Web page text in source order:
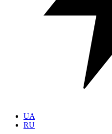
UA
RU